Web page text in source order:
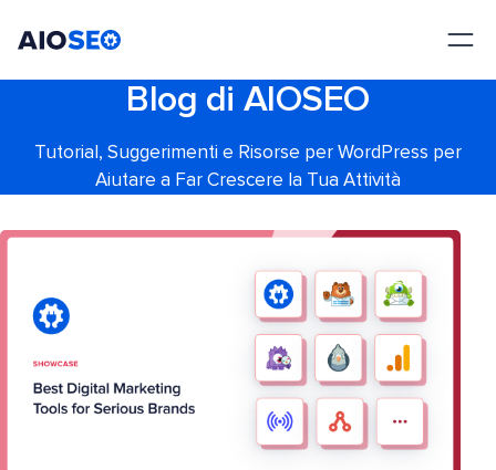
Blog di AIOSEO
Tutorial, Suggerimenti e Risorse per WordPress per
Aiutare a Far Crescere la Tua Attività